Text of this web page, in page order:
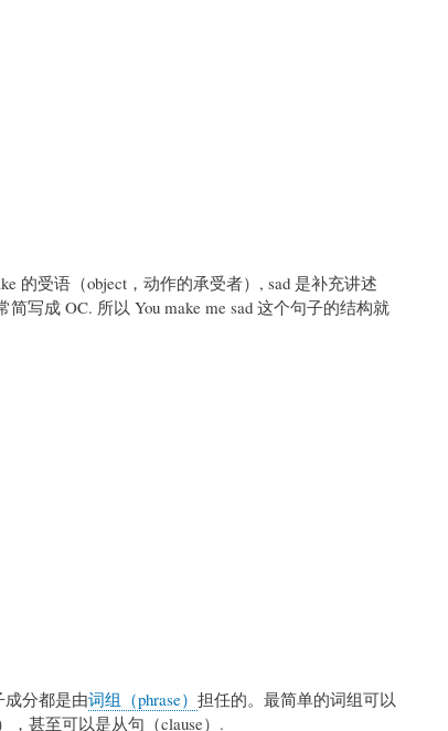
的受语（object，动作的承受者）, sad 是补充讲述
写成 OC. 所以 You make me sad 这个句子的结构就
成分都是由词组（phrase） 担任的。最简单的词组可以
，甚至可以是从句（clause）.